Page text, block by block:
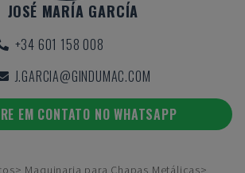
JOSÉ MARÍA GARCÍA
+34 601 158 008
J.GARCIA@GINDUMAC.COM
EM CONTATO NO WHATSAPP
Maquinaria para Chapas Metálicas